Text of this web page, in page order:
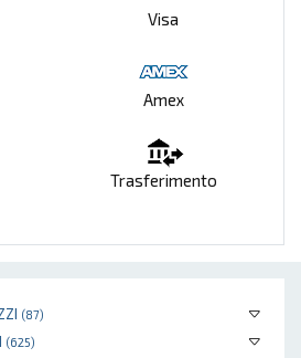
(87)
(625)
Visa
Amex
Trasferimento